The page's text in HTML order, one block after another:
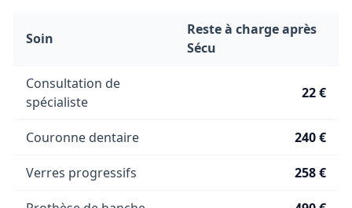
Soin
Reste à charge après
Sécu
Consultation de
spécialiste
22 €
Couronne dentaire 240 €
Verres progressifs 258 €